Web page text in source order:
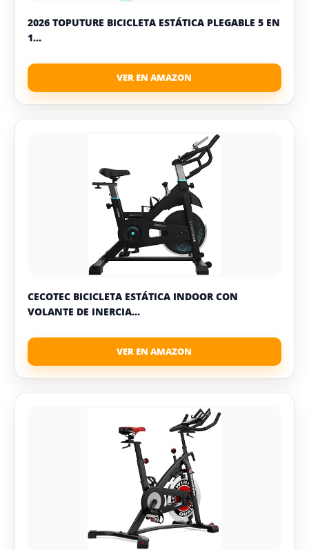
2026 TOPUTURE BICICLETA ESTÁTICA PLEGABLE 5 EN
1...
CECOTEC BICICLETA ESTÁTICA INDOOR CON
VOLANTE DE INERCIA...